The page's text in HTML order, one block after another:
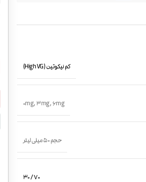
کم نیکوتین (High VG)
0mg, 3mg,6mg
حجم 50 میلی لیتر
70 / 30